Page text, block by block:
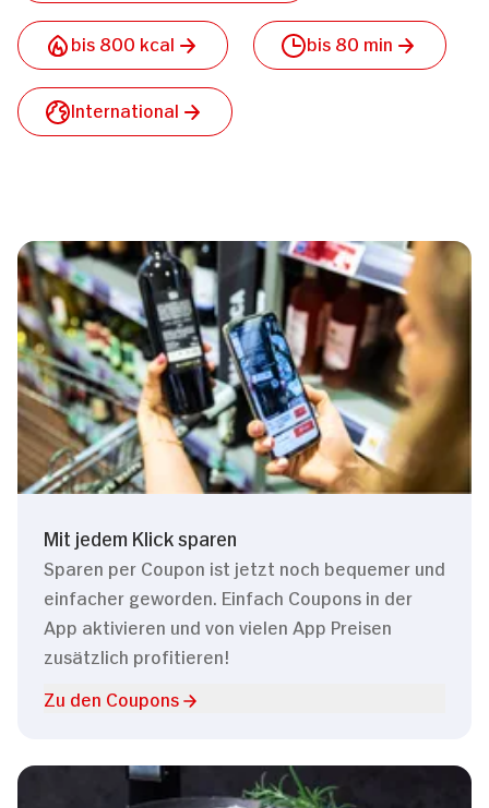
bis 800 kcal bis 80 min
International
Mit jedem Klick sparen
Sparen per Coupon ist jetzt noch bequemer und
einfacher geworden. Einfach Coupons in der
App aktivieren und von vielen App Preisen
zusätzlich profitieren!
Zu den Coupons